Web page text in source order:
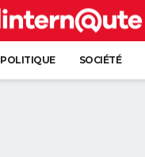
POLITIQUE SOCIÉTÉ